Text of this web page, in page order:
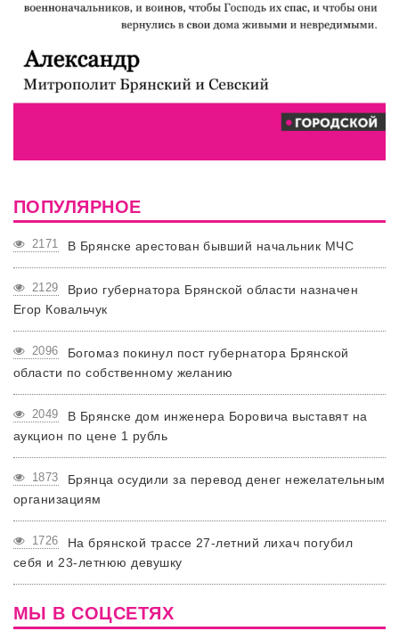
ПОПУЛЯРНОЕ
2171 В Брянске арестован бывший начальник МЧС
2129
Врио губернатора Брянской области назначен
Егор Ковальчук
2096
Богомаз покинул пост губернатора Брянской
области по собственному желанию
2049
В Брянске дом инженера Боровича выставят на
аукцион по цене 1 рубль
1873
Брянца осудили за перевод денег нежелательным
организациям
1726
На брянской трассе 27-летний лихач погубил
себя и 23-летнюю девушку
МЫ В СОЦСЕТЯХ